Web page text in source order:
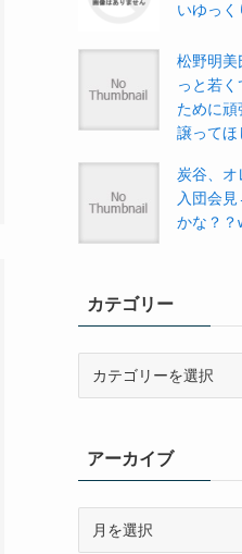
いゆっく
松野明
っと若
ために
譲ってほ
炭谷、オ
入団会
かな？？
カテゴリー
ーアーカイブ